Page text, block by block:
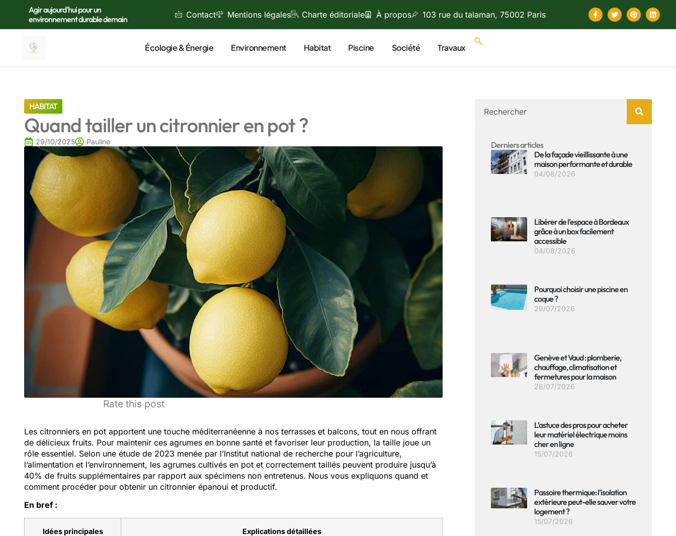
Agir aujourd'hui pour un
environnement durable demain
Contact Mentions légales Charte éditoriale À propos 103 rue du talaman, 75002 Paris
Écologie & Énergie Environnement Habitat Piscine Société Travaux
HABITAT
Quand tailler un citronnier en pot ?
29/10/2025 Pauline
Rate this post
Les citronniers en pot apportent une touche méditerranéenne à nos terrasses et balcons, tout en nous offrant
de délicieux fruits. Pour maintenir ces agrumes en bonne santé et favoriser leur production, la taille joue un
rôle essentiel. Selon une étude de 2023 menée par l’Institut national de recherche pour l’agriculture,
l’alimentation et l’environnement, les agrumes cultivés en pot et correctement taillés peuvent produire jusqu’à
40% de fruits supplémentaires par rapport aux spécimens non entretenus. Nous vous expliquons quand et
comment procéder pour obtenir un citronnier épanoui et productif.
En bref :
Idées principales Explications détaillées
Derniers articles
De la façade vieillissante à une
maison performante et durable
04/08/2026
Libérer de l’espace à Bordeaux
grâce à un box facilement
accessible
04/08/2026
Pourquoi choisir une piscine en
coque ?
29/07/2026
Genève et Vaud : plomberie,
chauffage, climatisation et
fermetures pour la maison
28/07/2026
L’astuce des pros pour acheter
leur matériel électrique moins
cher en ligne
15/07/2026
Passoire thermique: l’isolation
extérieure peut-elle sauver votre
logement ?
15/07/2026